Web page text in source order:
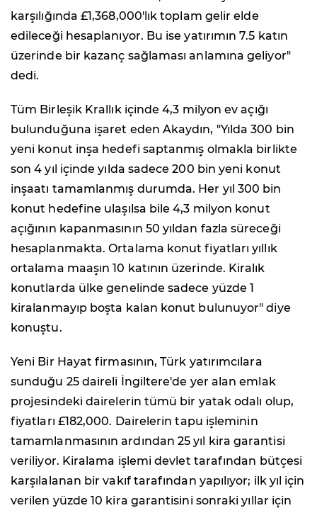
karşılığında £1,368,000'lık toplam gelir elde
edileceği hesaplanıyor. Bu ise yatırımın 7.5 katın
üzerinde bir kazanç sağlaması anlamına geliyor"
dedi.
Tüm Birleşik Krallık içinde 4,3 milyon ev açığı
bulunduğuna işaret eden Akaydın, "Yılda 300 bin
yeni konut inşa hedefi saptanmış olmakla birlikte
son 4 yıl içinde yılda sadece 200 bin yeni konut
inşaatı tamamlanmış durumda. Her yıl 300 bin
konut hedefine ulaşılsa bile 4,3 milyon konut
açığının kapanmasının 50 yıldan fazla süreceği
hesaplanmakta. Ortalama konut fiyatları yıllık
ortalama maaşın 10 katının üzerinde. Kiralık
konutlarda ülke genelinde sadece yüzde 1
kiralanmayıp boşta kalan konut bulunuyor" diye
konuştu.
Yeni Bir Hayat firmasının, Türk yatırımcılara
sunduğu 25 daireli İngiltere'de yer alan emlak
projesindeki dairelerin tümü bir yatak odalı olup,
fiyatları £182,000. Dairelerin tapu işleminin
tamamlanmasının ardından 25 yıl kira garantisi
veriliyor. Kiralama işlemi devlet tarafından bütçesi
karşılalanan bir vakıf tarafından yapılıyor; ilk yıl için
verilen yüzde 10 kira garantisini sonraki yıllar için